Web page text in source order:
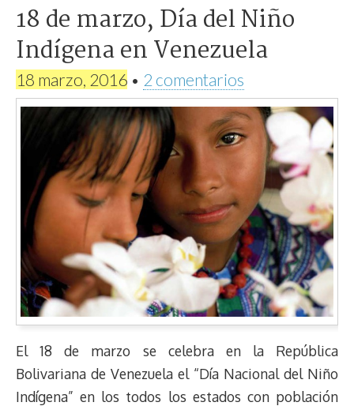
18 de marzo, Día del Niño
Indígena en Venezuela
18 marzo, 2016 • 2 comentarios
El 18 de marzo se celebra en la República
Bolivariana de Venezuela el “Día Nacional del Niño
Indígena” en los todos los estados con población